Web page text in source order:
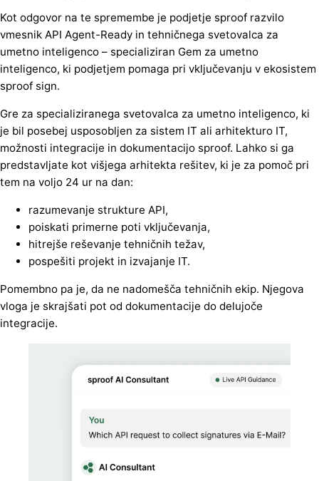
Kot odgovor na te spremembe je podjetje sproof razvilo
vmesnik API Agent-Ready in tehničnega svetovalca za
umetno inteligenco – specializiran Gem za umetno
inteligenco, ki podjetjem pomaga pri vključevanju v ekosistem
sproof sign.
Gre za specializiranega svetovalca za umetno inteligenco, ki
je bil posebej usposobljen za sistem IT ali arhitekturo IT,
možnosti integracije in dokumentacijo sproof. Lahko si ga
predstavljate kot višjega arhitekta rešitev, ki je za pomoč pri
tem na voljo 24 ur na dan:
razumevanje strukture API,
poiskati primerne poti vključevanja,
hitrejše reševanje tehničnih težav,
pospešiti projekt in izvajanje IT.
Pomembno pa je, da ne nadomešča tehničnih ekip. Njegova
vloga je skrajšati pot od dokumentacije do delujoče
integracije.